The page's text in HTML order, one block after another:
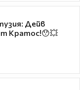
Дейв
Кратос!😯💥